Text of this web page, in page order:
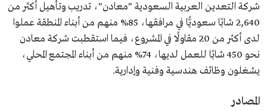
شركة التعدين العربية السعودية "معادن"، تدريب وتأهيل أكثر من
2,640 شابًا سعوديًّا في مرافقها، 85% منهم من أبناء المنطقة عملوا
لدى أكثر من 20 مقاولًا في المشروع، فيما استقطبت شركة معادن
نحو 450 شابًا للعمل لديها، 74% منهم من أبناء المجتمع المحلي،
يشغلون وظائف هندسية وفنية وإدارية.
المصادر